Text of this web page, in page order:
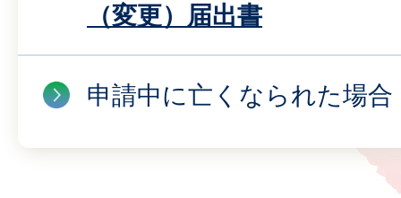
（変更）届出書
申請中に亡くなられた場合